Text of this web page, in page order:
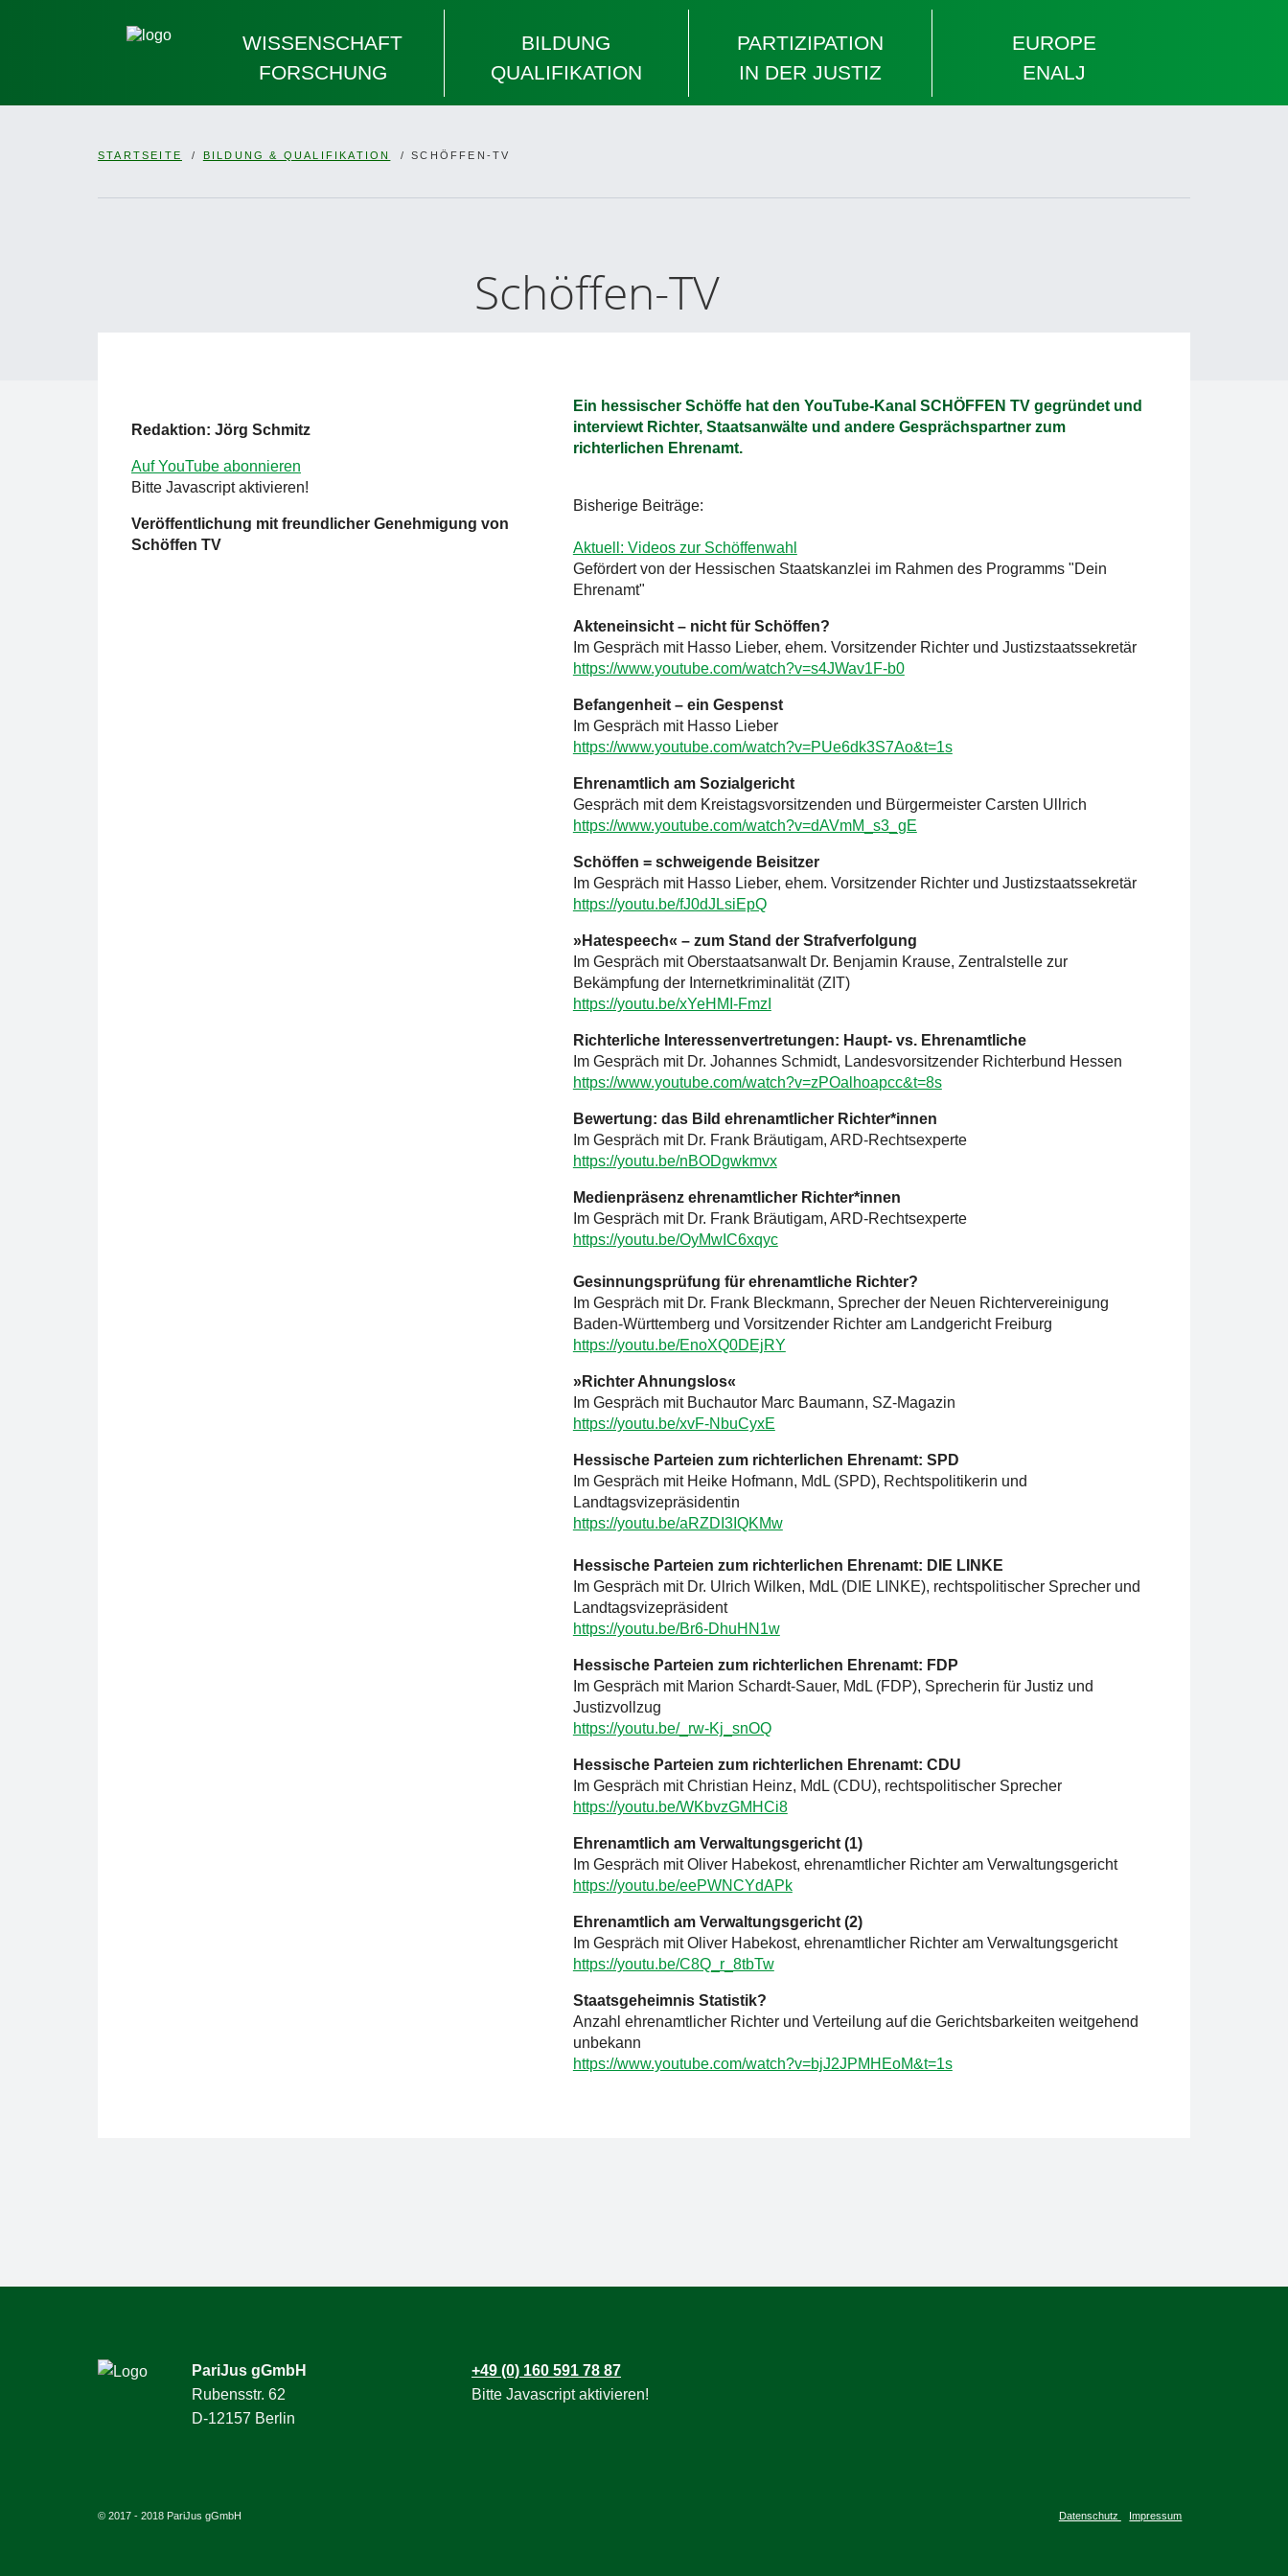
WISSENSCHAFT
FORSCHUNG
BILDUNG
QUALIFIKATION
PARTIZIPATION
IN DER JUSTIZ
EUROPE
ENALJ
STARTSEITE BILDUNG & QUALIFIKATION SCHÖFFEN-TV
Schöffen-TV
Redaktion: Jörg Schmitz
Auf YouTube abonnieren
Bitte Javascript aktivieren!
Veröffentlichung mit freundlicher Genehmigung von
Schöffen TV
Ein hessischer Schöffe hat den YouTube-Kanal SCHÖFFEN TV gegründet und
interviewt Richter, Staatsanwälte und andere Gesprächspartner zum
richterlichen Ehrenamt.
Bisherige Beiträge:
Aktuell: Videos zur Schöffenwahl
Gefördert von der Hessischen Staatskanzlei im Rahmen des Programms "Dein
Ehrenamt"
Akteneinsicht – nicht für Schöffen?
Im Gespräch mit Hasso Lieber, ehem. Vorsitzender Richter und Justizstaatssekretär
https://www.youtube.com/watch?v=s4JWav1F-b0
Befangenheit – ein Gespenst
Im Gespräch mit Hasso Lieber
https://www.youtube.com/watch?v=PUe6dk3S7Ao&t=1s
Ehrenamtlich am Sozialgericht
Gespräch mit dem Kreistagsvorsitzenden und Bürgermeister Carsten Ullrich
https://www.youtube.com/watch?v=dAVmM_s3_gE
Schöffen = schweigende Beisitzer
Im Gespräch mit Hasso Lieber, ehem. Vorsitzender Richter und Justizstaatssekretär
https://youtu.be/fJ0dJLsiEpQ
»Hatespeech« – zum Stand der Strafverfolgung
Im Gespräch mit Oberstaatsanwalt Dr. Benjamin Krause, Zentralstelle zur
Bekämpfung der Internetkriminalität (ZIT)
https://youtu.be/xYeHMI-FmzI
Richterliche Interessenvertretungen: Haupt- vs. Ehrenamtliche
Im Gespräch mit Dr. Johannes Schmidt, Landesvorsitzender Richterbund Hessen
https://www.youtube.com/watch?v=zPOalhoapcc&t=8s
Bewertung: das Bild ehrenamtlicher Richter*innen
Im Gespräch mit Dr. Frank Bräutigam, ARD-Rechtsexperte
https://youtu.be/nBODgwkmvx
Medienpräsenz ehrenamtlicher Richter*innen
Im Gespräch mit Dr. Frank Bräutigam, ARD-Rechtsexperte
https://youtu.be/OyMwIC6xqyc
Gesinnungsprüfung für ehrenamtliche Richter?
Im Gespräch mit Dr. Frank Bleckmann, Sprecher der Neuen Richtervereinigung
Baden-Württemberg und Vorsitzender Richter am Landgericht Freiburg
https://youtu.be/EnoXQ0DEjRY
»Richter Ahnungslos«
Im Gespräch mit Buchautor Marc Baumann, SZ-Magazin
https://youtu.be/xvF-NbuCyxE
Hessische Parteien zum richterlichen Ehrenamt: SPD
Im Gespräch mit Heike Hofmann, MdL (SPD), Rechtspolitikerin und
Landtagsvizepräsidentin
https://youtu.be/aRZDI3IQKMw
Hessische Parteien zum richterlichen Ehrenamt: DIE LINKE
Im Gespräch mit Dr. Ulrich Wilken, MdL (DIE LINKE), rechtspolitischer Sprecher und
Landtagsvizepräsident
https://youtu.be/Br6-DhuHN1w
Hessische Parteien zum richterlichen Ehrenamt: FDP
Im Gespräch mit Marion Schardt-Sauer, MdL (FDP), Sprecherin für Justiz und
Justizvollzug
https://youtu.be/_rw-Kj_snOQ
Hessische Parteien zum richterlichen Ehrenamt: CDU
Im Gespräch mit Christian Heinz, MdL (CDU), rechtspolitischer Sprecher
https://youtu.be/WKbvzGMHCi8
Ehrenamtlich am Verwaltungsgericht (1)
Im Gespräch mit Oliver Habekost, ehrenamtlicher Richter am Verwaltungsgericht
https://youtu.be/eePWNCYdAPk
Ehrenamtlich am Verwaltungsgericht (2)
Im Gespräch mit Oliver Habekost, ehrenamtlicher Richter am Verwaltungsgericht
https://youtu.be/C8Q_r_8tbTw
Staatsgeheimnis Statistik?
Anzahl ehrenamtlicher Richter und Verteilung auf die Gerichtsbarkeiten weitgehend
unbekann
https://www.youtube.com/watch?v=bjJ2JPMHEoM&t=1s
PariJus gGmbH
Rubensstr. 62
D-12157 Berlin
+49 (0) 160 591 78 87
Bitte Javascript aktivieren!
© 2017 - 2018 PariJus gGmbH Datenschutz Impressum